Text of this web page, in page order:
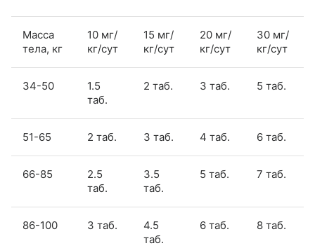
Масса
тела, кг
10 мг/
кг/сут
15 мг/
кг/сут
20 мг/
кг/сут
30 мг/
кг/сут
34-50
1.5
таб.
2 таб. 3 таб. 5 таб.
51-65 2 таб. 3 таб. 4 таб. 6 таб.
66-85
2.5
таб.
3.5
таб.
5 таб. 7 таб.
86-100 3 таб.
4.5
таб.
6 таб. 8 таб.